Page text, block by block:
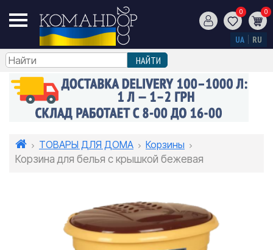
0 0
UA RU
ТОВАРЫ ДЛЯ ДОМА
Корзины
Корзина для белья с крышкой бежевая